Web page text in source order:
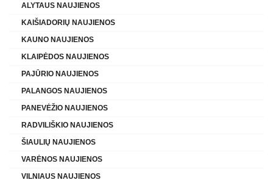
ALYTAUS NAUJIENOS
KAIŠIADORIŲ NAUJIENOS
KAUNO NAUJIENOS
KLAIPĖDOS NAUJIENOS
PAJŪRIO NAUJIENOS
PALANGOS NAUJIENOS
PANEVĖŽIO NAUJIENOS
RADVILIŠKIO NAUJIENOS
ŠIAULIŲ NAUJIENOS
VARĖNOS NAUJIENOS
VILNIAUS NAUJIENOS